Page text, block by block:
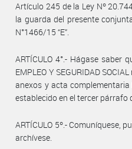
Artículo 245 de la Ley Nº
la guarda del presente
N°1466/15 “E”.
ARTÍCULO 4°.- Hágase saber
EMPLEO Y SEGURIDAD
anexos y acta
establecido en el tercer párrafo
ARTÍCULO 5º.- Comuníquese,
archívese.